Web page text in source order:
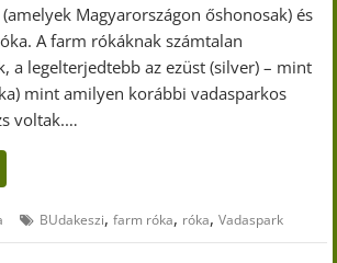
Magyarországon őshonosak) és
A farm rókáknak számtalan
a legelterjedtebb az ezüst (silver) – mint
mint amilyen korábbi vadasparkos
voltak.…
BUdakeszi,farm róka, róka,Vadaspark